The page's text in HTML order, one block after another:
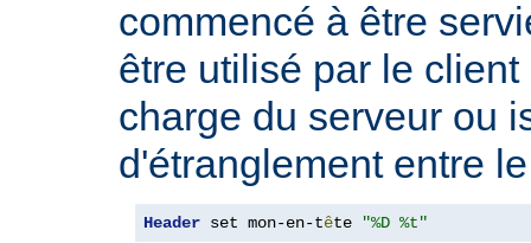
commencé à être
être utilisé par le
charge du serveur ou
d'étranglement entre
Header set mon-en-tête "%D %t"